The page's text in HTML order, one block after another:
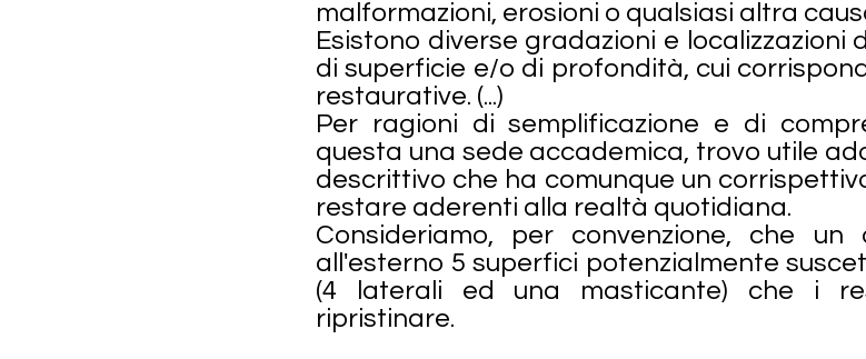
malformazioni, erosioni o qualsiasi altra
Esistono diverse gradazioni e localizzazioni
di superficie e/o di profondità, cui
restaurative. (...)
Per ragioni di semplificazione e di
questa una sede accademica, trovo utile
descrittivo che ha comunque un
restare aderenti alla realtà quotidiana.
Consideriamo, per convenzione, che un
all'esterno 5 superfici potenzialmente
(4 laterali ed una masticante) che i
ripristinare.